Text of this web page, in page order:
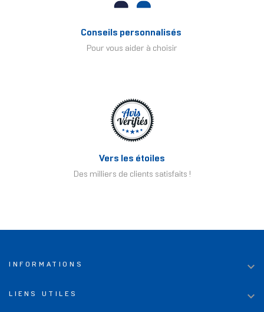
Conseils personnalisés
Pour vous aider à choisir
Vers les étoiles
Des milliers de clients satisfaits !
INFORMATIONS 
LIENS UTILES 